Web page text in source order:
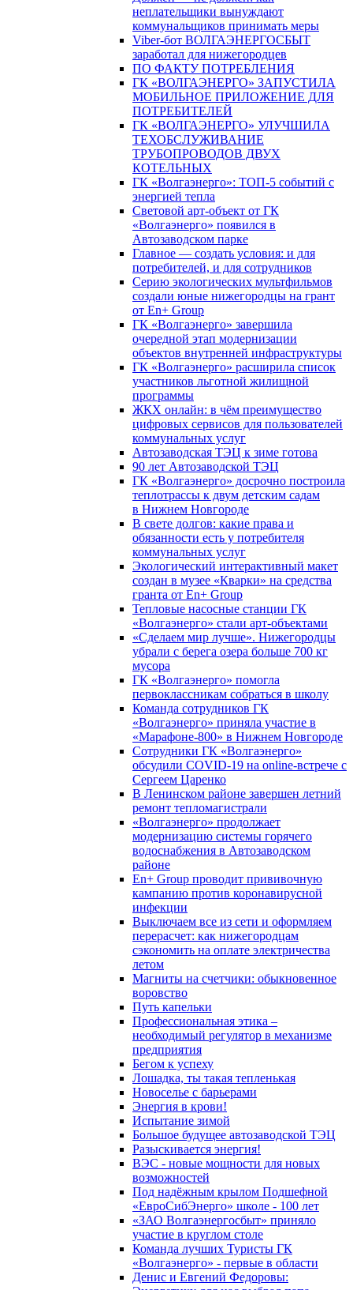
неплательщики вынуждают
коммунальщиков принимать меры
Viber-бот ВОЛГАЭНЕРГОСБЫТ
заработал для нижегородцев
ПО ФАКТУ ПОТРЕБЛЕНИЯ
ГК «ВОЛГАЭНЕРГО» ЗАПУСТИЛА
МОБИЛЬНОЕ ПРИЛОЖЕНИЕ ДЛЯ
ПОТРЕБИТЕЛЕЙ
ГК «ВОЛГАЭНЕРГО» УЛУЧШИЛА
ТЕХОБСЛУЖИВАНИЕ
ТРУБОПРОВОДОВ ДВУХ
КОТЕЛЬНЫХ
ГК «Волгаэнерго»: ТОП-5 событий с
энергией тепла
Световой арт-объект от ГК
«Волгаэнерго» появился в
Автозаводском парке
Главное — создать условия: и для
потребителей, и для сотрудников
Серию экологических мультфильмов
создали юные нижегородцы на грант
от En+ Group
ГК «Волгаэнерго» завершила
очередной этап модернизации
объектов внутренней инфраструктуры
ГК «Волгаэнерго» расширила список
участников льготной жилищной
программы
ЖКХ онлайн: в чём преимущество
цифровых сервисов для пользователей
коммунальных услуг
Автозаводская ТЭЦ к зиме готова
90 лет Автозаводской ТЭЦ
ГК «Волгаэнерго» досрочно построила
теплотрассы к двум детским садам
в Нижнем Новгороде
В свете долгов: какие права и
обязанности есть у потребителя
коммунальных услуг
Экологический интерактивный макет
создан в музее «Кварки» на средства
гранта от En+ Group
Тепловые насосные станции ГК
«Волгаэнерго» стали арт-объектами
«Сделаем мир лучше». Нижегородцы
убрали с берега озера больше 700 кг
мусора
ГК «Волгаэнерго» помогла
первоклассникам собраться в школу
Команда сотрудников ГК
«Волгаэнерго» приняла участие в
«Марафоне-800» в Нижнем Новгороде
Сотрудники ГК «Волгаэнерго»
обсудили COVID-19 на online-встрече с
Сергеем Царенко
В Ленинском районе завершен летний
ремонт тепломагистрали
«Волгаэнерго» продолжает
модернизацию системы горячего
водоснабжения в Автозаводском
районе
En+ Group проводит прививочную
кампанию против коронавирусной
инфекции
Выключаем все из сети и оформляем
перерасчет: как нижегородцам
сэкономить на оплате электричества
летом
Магниты на счетчики: обыкновенное
воровство
Путь капельки
Профессиональная этика –
необходимый регулятор в механизме
предприятия
Бегом к успеху
Лошадка, ты такая тепленькая
Новоселье с барьерами
Энергия в крови!
Испытание зимой
Большое будущее автозаводской ТЭЦ
Разыскивается энергия!
ВЭС - новые мощности для новых
возможностей
Под надёжным крылом Подшефной
«ЕвроСибЭнерго» школе - 100 лет
«ЗАО Волгаэнергосбыт» приняло
участие в круглом столе
Команда лучших Туристы ГК
«Волгаэнерго» - первые в области
Денис и Евгений Федоровы: